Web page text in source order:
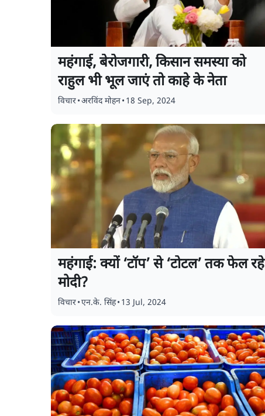
महंगाई, बेरोजगारी, किसान समस्या को
राहुल भी भूल जाएं तो काहे के नेता
विचार•अरविंद मोहन• 18 Sep, 2024
महंगाई: क्यों ‘टॉप’ से ‘टोटल’ तक फेल रहे
मोदी?
विचार•एन.के. सिंह• 13 Jul, 2024